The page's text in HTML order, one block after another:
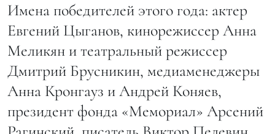
Имена победителей этого года: актер
Евгений Цыганов, кинорежиссер Анна
Меликян и театральный режиссер
Дмитрий Брусникин, медиаменеджеры
Анна Кронгауз и Андрей Коняев,
президент фонда «Мемориал» Арсений